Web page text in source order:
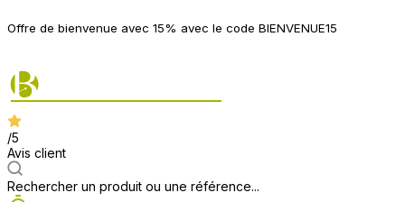
Offre de bienvenue avec 15% avec le code BIENVENUE15
/5
Avis client
Rechercher un produit ou une référence...